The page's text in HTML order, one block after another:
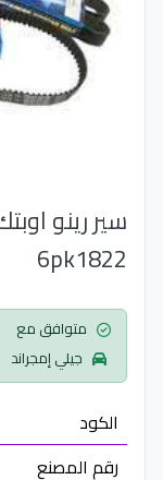
6pk1822
جيلي إمجراند
الكود
رقم المصنع